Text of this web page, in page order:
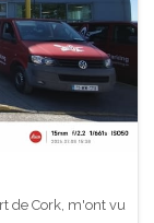
de Cork, m'ont vu